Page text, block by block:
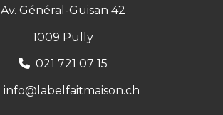
Av. Général-Guisan 42
1009 Pully
021 721 07 15
info@labelfaitmaison.ch